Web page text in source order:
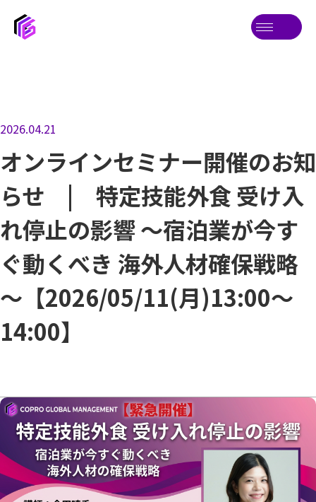
2026.04.21
オンラインセミナー開催のお知
らせ | 特定技能外食 受け入
れ停止の影響 ～宿泊業が今す
ぐ動くべき 海外人材確保戦略
～【2026/05/11(月)13:00～
14:00】